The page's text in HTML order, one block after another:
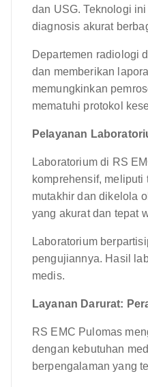
dan USG. Teknologi
diagnosis akurat
Departemen radiologi
dan memberikan
memungkinkan
mematuhi protokol
Pelayanan
Laboratorium di RS
komprehensif,
mutakhir dan dikelola
yang akurat dan tepat
Laboratorium
pengujiannya. Hasil
medis.
Layanan Darurat:
RS EMC Pulomas
dengan kebutuhan
berpengalaman yang